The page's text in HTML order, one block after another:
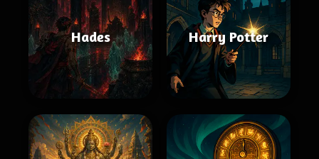
Hades Harry Potter